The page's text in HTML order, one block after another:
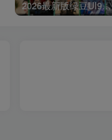
2026最新版绿豆UI9双端影视APP源码